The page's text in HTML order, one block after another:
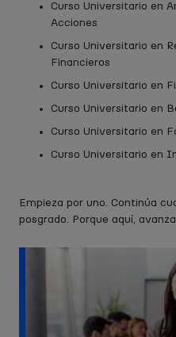
Curso Universitario en
Acciones
Curso Universitario en
Financieros
Curso Universitario en
Curso Universitario en
Curso Universitario en
Curso Universitario en
Empieza por uno. Continúa
posgrado. Porque aquí,